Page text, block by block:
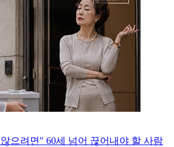
으려면" 60세 넘어 끊어내야 할 사람